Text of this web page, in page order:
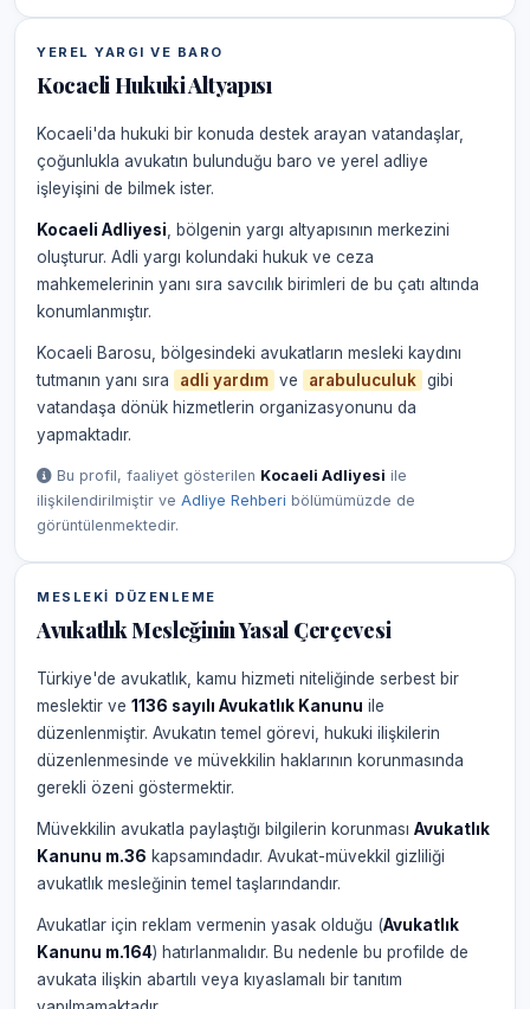
YEREL YARGI VE BARO
Kocaeli Hukuki Altyapısı
Kocaeli'da hukuki bir konuda destek arayan vatandaşlar,
çoğunlukla avukatın bulunduğu baro ve yerel adliye
işleyişini de bilmek ister.
Kocaeli Adliyesi , bölgenin yargı altyapısının merkezini
oluşturur. Adli yargı kolundaki hukuk ve ceza
mahkemelerinin yanı sıra savcılık birimleri de bu çatı altında
konumlanmıştır.
Kocaeli Barosu, bölgesindeki avukatların mesleki kaydını
tutmanın yanı sıra
adli yardım ve arabuluculuk gibi
vatandaşa dönük hizmetlerin organizasyonunu da
yapmaktadır.
Bu profil, faaliyet gösterilen Kocaeli Adliyesi ile
ilişkilendirilmiştir ve Adliye Rehberi bölümümüzde de
görüntülenmektedir.
MESLEKI DÜZENLEME
Avukatlık Mesleğinin Yasal Çerçevesi
Türkiye'de avukatlık, kamu hizmeti niteliğinde serbest bir
meslektir ve 1136 sayılı Avukatlık Kanunu ile
düzenlenmiştir. Avukatın temel görevi, hukuki ilişkilerin
düzenlenmesinde ve müvekkilin haklarının korunmasında
gerekli özeni göstermektir.
Müvekkilin avukatla paylaştığı bilgilerin korunması Avukatlık
Kanunu m.36 kapsamındadır. Avukat-müvekkil gizliliği
avukatlık mesleğinin temel taşlarındandır.
Avukatlar için reklam vermenin yasak olduğu (Avukatlık
Kanunu m.164) hatırlanmalıdır. Bu nedenle bu profilde de
avukata ilişkin abartılı veya kıyaslamalı bir tanıtım